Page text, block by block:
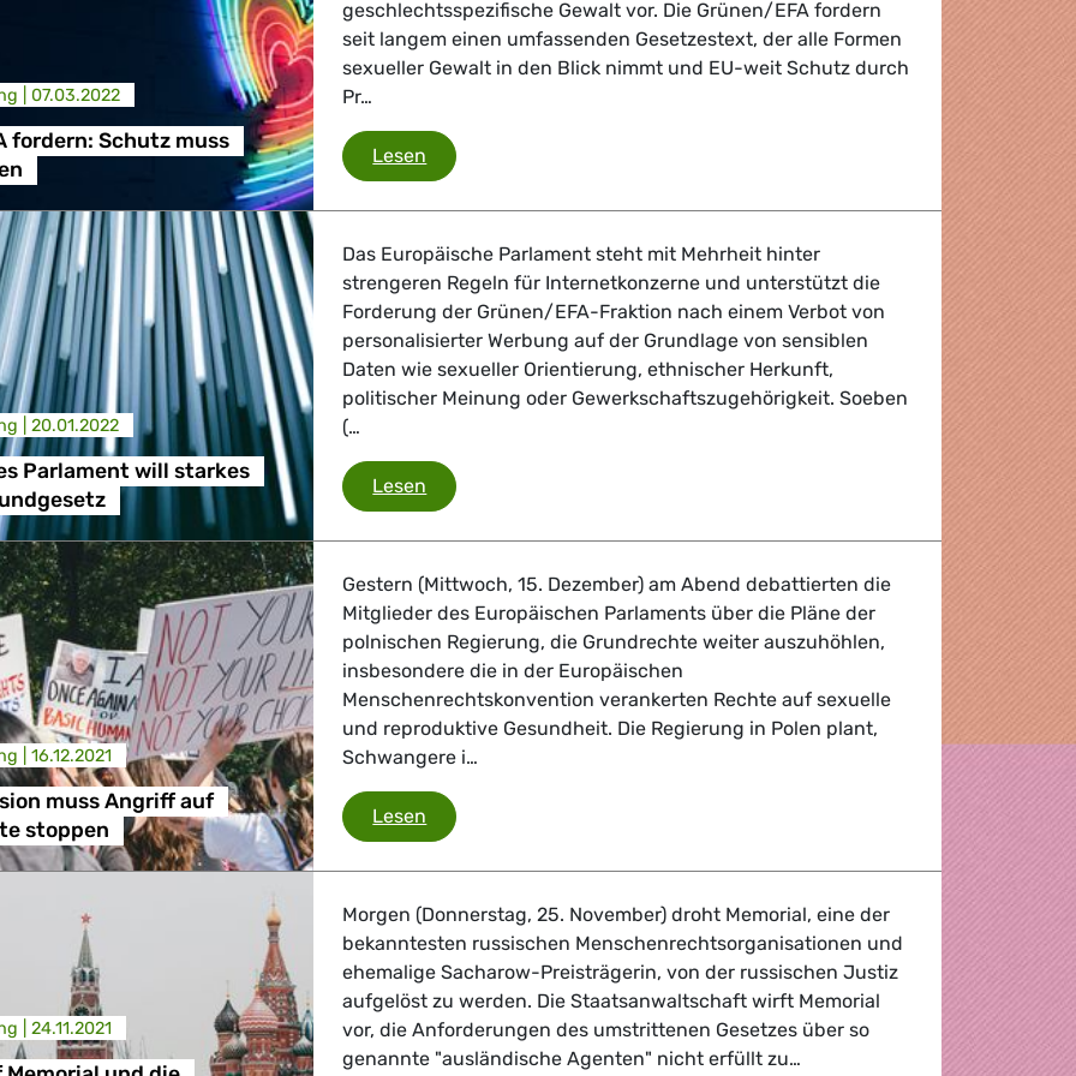
| 07.03.2022
fordern: Schutz muss
geschlechtsspezifische Gewalt vor. Die Grünen/EFA fordern
seit langem einen umfassenden Gesetzestext, der alle Formen
sexueller Gewalt in den Blick nimmt und EU-weit Schutz durch
Pr…
Lesen Grünen/EFA fordern: Schutz muss für alle gelten
| 20.01.2022
Parlament will starkes
Das Europäische Parlament steht mit Mehrheit hinter
strengeren Regeln für Internetkonzerne und unterstützt die
Forderung der Grünen/EFA-Fraktion nach einem Verbot von
personalisierter Werbung auf der Grundlage von sensiblen
Daten wie sexueller Orientierung, ethnischer Herkunft,
politischer Meinung oder Gewerkschaftszugehörigkeit. Soeben
(…
Lesen Europäisches Parlament will starkes Internet-Grundgesetz
| 16.12.2021
muss Angriff auf
stoppen
Gestern (Mittwoch, 15. Dezember) am Abend debattierten die
Mitglieder des Europäischen Parlaments über die Pläne der
polnischen Regierung, die Grundrechte weiter auszuhöhlen,
insbesondere die in der Europäischen
Menschenrechtskonvention verankerten Rechte auf sexuelle
und reproduktive Gesundheit. Die Regierung in Polen plant,
Schwangere i…
Lesen EU-Kommission muss Angriff auf Frauenrechte stoppen
| 24.11.2021
Morgen (Donnerstag, 25. November) droht Memorial, eine der
bekanntesten russischen Menschenrechtsorganisationen und
ehemalige Sacharow-Preisträgerin, von der russischen Justiz
aufgelöst zu werden. Die Staatsanwaltschaft wirft Memorial
vor, die Anforderungen des umstrittenen Gesetzes über so
genannte "ausländische Agenten" nicht erfüllt zu…